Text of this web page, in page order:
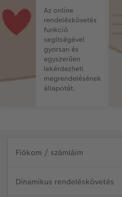
Az online
rendeléskövetés
funkció
segítségével
gyorsan és
egyszerűen
lekérdezheti
megrendelésének
állapotát.
Fiókom / számláim
Dinamikus rendeléskövetés